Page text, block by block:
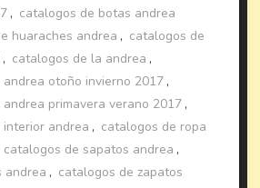
, catalogos de botas andrea
huaraches andrea , catalogos de
, catalogos de la andrea ,
otoño invierno 2017 ,
primavera verano 2017 ,
andrea , catalogos de ropa
catalogos de sapatos andrea ,
andrea , catalogos de zapatos